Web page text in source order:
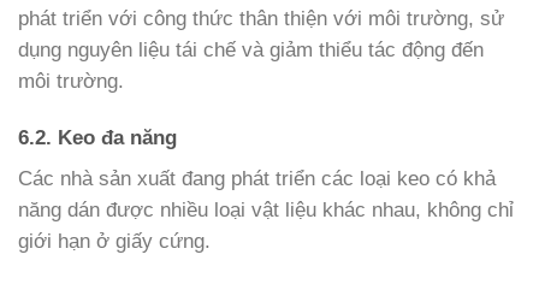
phát triển với công thức thân thiện với môi trường, sử
dụng nguyên liệu tái chế và giảm thiểu tác động đến
môi trường.
6.2. Keo đa năng
Các nhà sản xuất đang phát triển các loại keo có khả
năng dán được nhiều loại vật liệu khác nhau, không chỉ
giới hạn ở giấy cứng.